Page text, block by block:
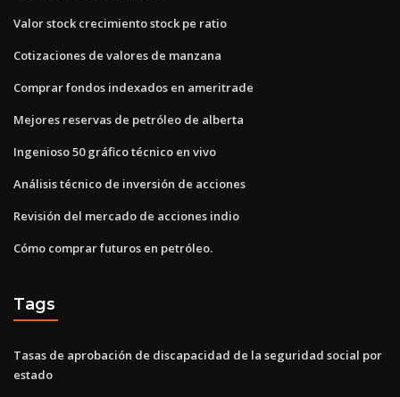
Valor stock crecimiento stock pe ratio
Cotizaciones de valores de manzana
Comprar fondos indexados en ameritrade
Mejores reservas de petróleo de alberta
Ingenioso 50 gráfico técnico en vivo
Análisis técnico de inversión de acciones
Revisión del mercado de acciones indio
Cómo comprar futuros en petróleo.
Tags
Tasas de aprobación de discapacidad de la seguridad social por
estado